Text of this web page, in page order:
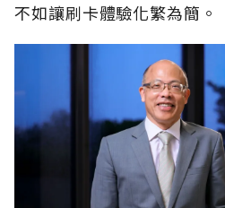
不如讓刷卡體驗化繁為簡。